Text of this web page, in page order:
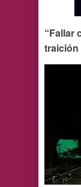
“Fallar
traición